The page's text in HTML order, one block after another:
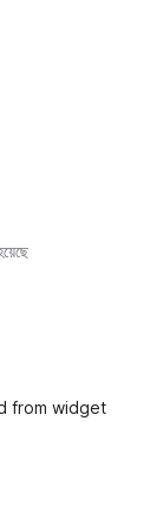
from widget